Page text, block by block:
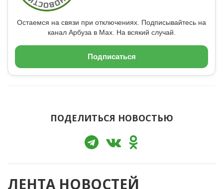
Остаемся на связи при отключениях. Подписывайтесь на
канал Арбуза в Max. На всякий случай.
Подписаться
ПОДЕЛИТЬСЯ НОВОСТЬЮ
ЛЕНТА НОВОСТЕЙ